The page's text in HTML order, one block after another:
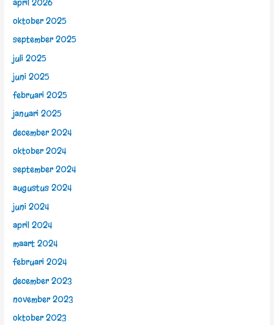
april 2026
oktober 2025
september 2025
juli 2025
juni 2025
februari 2025
januari 2025
december 2024
oktober 2024
september 2024
augustus 2024
juni 2024
april 2024
maart 2024
februari 2024
december 2023
november 2023
oktober 2023